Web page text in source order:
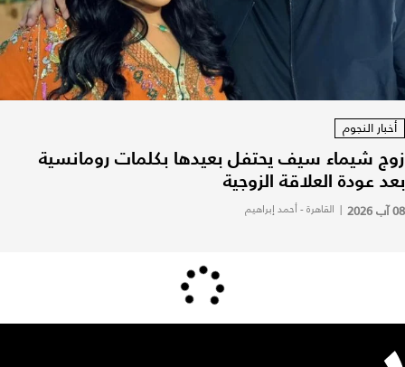
أخبار النجوم
زوج شيماء سيف يحتفل بعيدها بكلمات رومانسية
بعد عودة العلاقة الزوجية
08 آب 2026 | القاهرة - أحمد إبراهيم